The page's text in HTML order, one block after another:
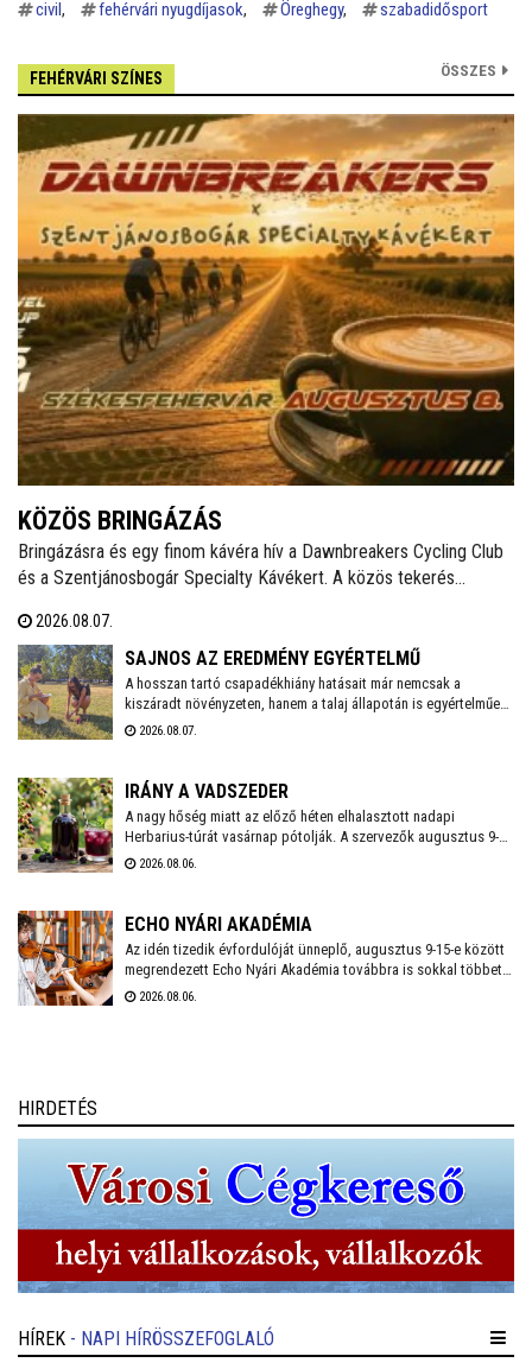
civil fehérvári nyugdíjasok Öreghegy szabadidősport
FEHÉRVÁRI SZÍNES ÖSSZES
KÖZÖS BRINGÁZÁS
Bringázásra és egy finom kávéra hív a Dawnbreakers Cycling Club
és a Szentjánosbogár Specialty Kávékert. A közös tekerés
utcai vendéglátóhelytől, az ingyenes programhoz bármilyen
kerékpárral lehet csatlakozni.
2026.08.07.
SAJNOS AZ EREDMÉNY EGYÉRTELMŰ
A hosszan tartó csapadékhiány hatásait már nemcsak a
kiszáradt növényzeten, hanem a talaj állapotán is egyértelműen
mérni lehet. A Városgondnokság szakemberei talajnedvesség-
jelenlegi helyzetről.
2026.08.07.
IRÁNY A VADSZEDER
A nagy hőség miatt az előző héten elhalasztott nadapi
Herbarius-túrát vasárnap pótolják. A szervezők augusztus 9-én
várnak mindenkit, aki szívesen csatlakozna a programhoz, hogy
Nadapról indul, a részvételhez ezúttal is előzetes
2026.08.06.
ECHO NYÁRI AKADÉMIA
Az idén tizedik évfordulóját ünneplő, augusztus 9-15-e között
megrendezett Echo Nyári Akadémia továbbra is sokkal többet
kínál, mint egy hagyományos zenei mesterkurzus. A családias
2026.08.06.
HIRDETÉS
HÍREK - NAPI HÍRÖSSZEFOGLALÓ